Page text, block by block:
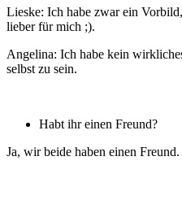
Lieske: Ich habe zwar ein
lieber für mich ;).
Angelina: Ich habe kein
selbst zu sein.
Habt ihr einen Freund?
Ja, wir beide haben einen Freund.